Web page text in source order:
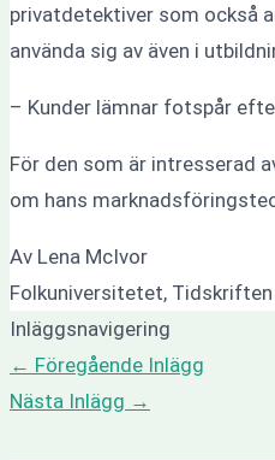
privatdetektiver som också
använda sig av även i
– Kunder lämnar fotspår
För den som är intresserad
om hans
Av Lena McIvor
Folkuniversitetet, Tidskriften
Inläggsnavigering
← Föregående Inlägg
Nästa Inlägg →